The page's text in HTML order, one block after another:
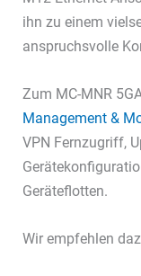
ihn zu einem
anspruchsvolle
Zum MC-MNR
Management &
VPN Fernzugriff,
Geräteflotten.
Wir empfehlen